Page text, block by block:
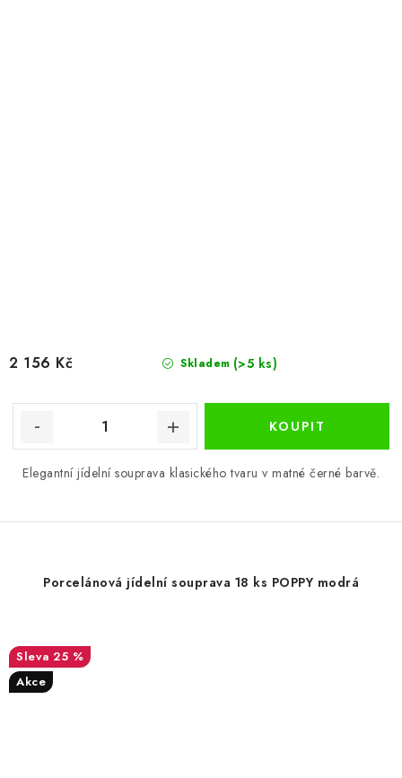
Skladem (>5 ks)
2 156 Kč
Elegantní jídelní souprava klasického tvaru v matné černé barvě.
Porcelánová jídelní souprava 18 ks POPPY modrá
25 %
Akce